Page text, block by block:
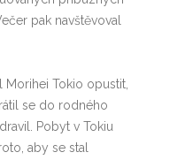
pak navštěvoval
Tokio opustit,
se do rodného
Pobyt v Tokiu
aby se stal